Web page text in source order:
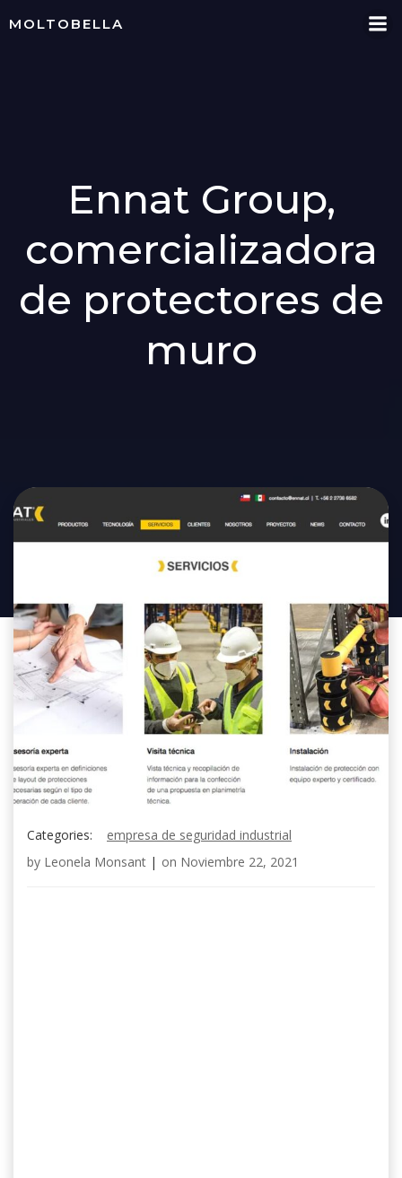
MOLTOBELLA
Ennat Group,
comercializadora
de protectores de
muro
Categories:
empresa de seguridad industrial
by Leonela Monsant | on Noviembre 22, 2021